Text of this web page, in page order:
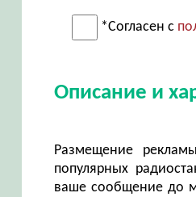
*Согласен с
Описание и
Размещение
популярных
ваше сообщение до